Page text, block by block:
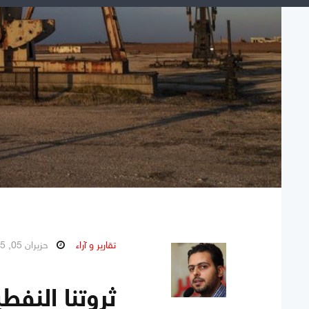
تقارير و آراء حزيران 05, 2025
ثروتنا